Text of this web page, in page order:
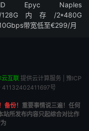
Epyc Naples
128G内存/2*480G
带宽低至€299/月
云互联提供云计算服务 | 豫ICP
41132402411697号
备份！ 重要事情说三遍！任何
站所发布内容只起综合对比作